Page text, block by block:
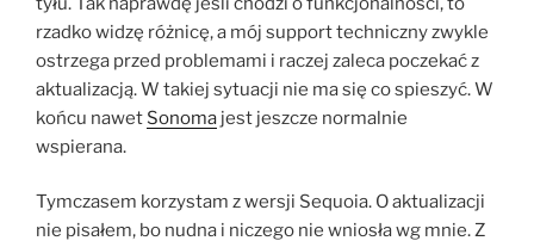
rzadko widzę różnicę, a mój support techniczny zwykle
ostrzega przed problemami i raczej zaleca poczekać z
aktualizacją. W takiej sytuacji nie ma się co spieszyć. W
końcu nawet Sonoma jest jeszcze normalnie
wspierana.
Tymczasem korzystam z wersji Sequoia. O aktualizacji
nie pisałem, bo nudna i niczego nie wniosła wg mnie. Z